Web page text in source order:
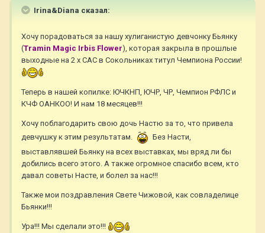
Irina&Diana сказал:
Хочу порадоваться за нашу хулиганистую девчонку Бьянку
(Tramin Magic Irbis Flower), которая закрыла в прошлые
выходные на 2 х САС в Сокольниках титул Чемпиона России!
Теперь в нашей копилке: ЮЧКНП, ЮЧР, ЧР, Чемпион РФЛС и
КЧФ ОАНКОО! И нам 18 месяцев!!!
Хочу поблагодарить свою дочь Настю за то, что привела
девчушку к этим результатам.
Без Насти,
выставлявшей Бьянку на всех выставках, мы вряд ли бы
добились всего этого. А также огромное спасибо всем, кто
давал советы Насте, и болел за нас!!!
Также мои поздравления Свете Чижовой, как совладелице
Бьянки!!!
Ура!!! Мы сделали это!!!